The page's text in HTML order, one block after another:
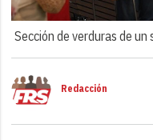
Sección de verduras de
Redacción